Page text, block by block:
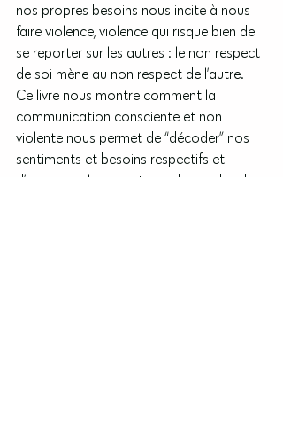
nos propres besoins nous incite à nous
faire violence, violence qui risque bien de
se reporter sur les autres : le non respect
de soi mène au non respect de l’autre.
Ce livre nous montre comment la
communication consciente et non
violente nous permet de “décoder” nos
sentiments et besoins respectifs et
d’exprimer clairement nos demandes de